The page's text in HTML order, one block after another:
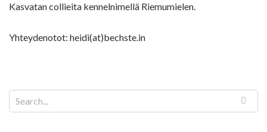
Kasvatan collieita kennelnimellä Riemumielen.
Yhteydenotot: heidi(at)bechste.in